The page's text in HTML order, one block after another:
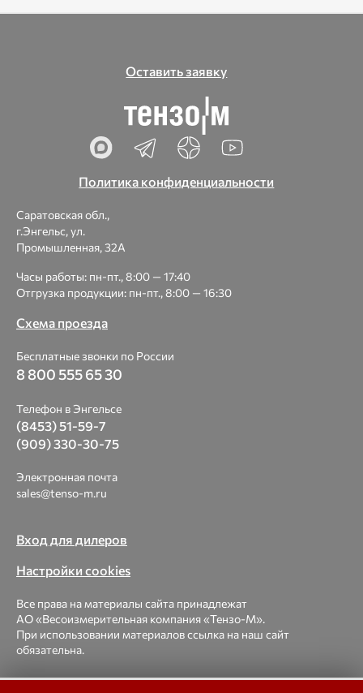
Оставить заявку
Политика конфиденциальности
Саратовская обл.,
г.Энгельс, ул.
Промышленная, 32А
Часы работы: пн-пт., 8:00 — 17:40
Отгрузка продукции: пн-пт., 8:00 — 16:30
Схема проезда
Бесплатные звонки по России
8 800 555 65 30
Телефон в Энгельсе
(8453) 51-59-7
(909) 330-30-75
Электронная почта
sales@tenso-m.ru
Вход для дилеров
Настройки cookies
Все права на материалы сайта принадлежат
АО «Весоизмерительная компания «Тензо-М».
При использовании материалов ссылка на наш сайт
обязательна.